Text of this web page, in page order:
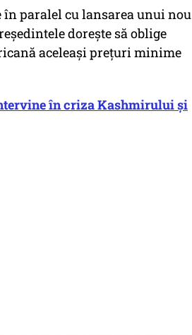
paralel cu lansarea unui nou
dorește să oblige
aceleași prețuri minime
în criza Kashmirului și